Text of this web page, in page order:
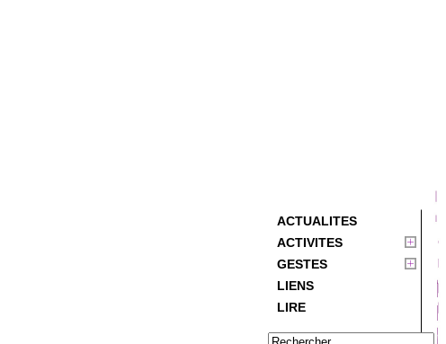
ACTUALITES
ACTIVITES
GESTES
LIENS
LIRE